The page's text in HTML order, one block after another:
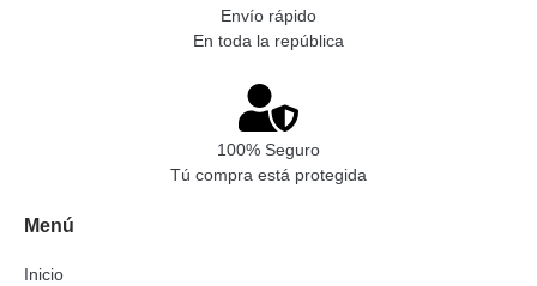
Envío rápido
En toda la república
100% Seguro
Tú compra está protegida
Menú
Inicio